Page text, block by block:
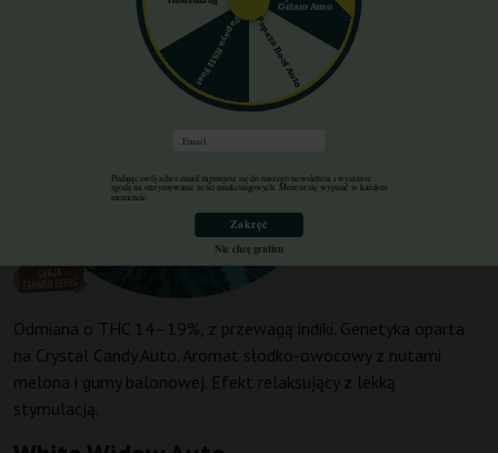
Odmiana o THC 14–19%, z przewagą indiki. Genetyka oparta
na Crystal Candy Auto. Aromat słodko-owocowy z nutami
melona i gumy balonowej. Efekt relaksujący z lekką
stymulacją.
Gelato Auto
Papaya Boof Auto
Papaya RS11 Fast
Email
Podając swój adres email zapisujesz się do naszego newslettera i wyrażasz
zgodę na otrzymywanie treści marketingowych. Możesz się wypisać w każdym
momencie.
Zakręć
Nie chcę gratisu